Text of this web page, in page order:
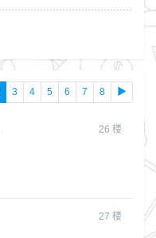
3 4 5 6 7 8 ▶
26 楼
27 楼